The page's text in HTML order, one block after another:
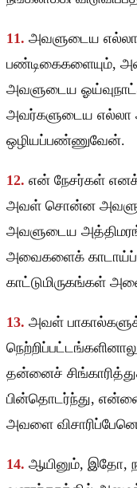
11. அவளுடைய எல்லா
பண்டிகைகளையும்,
அவளுடைய
அவர்களுடைய எல்லா
ஒழியப்பண்ணுவேன்.
12. என் நேசர்கள்
அவள் சொன்ன
அவளுடைய
அவைகளைக்
காட்டுமிருகங்கள்
13. அவள்
தன்னைச்
பின்தொடர்ந்து,
அவளை
14. ஆயினும், இதோ,